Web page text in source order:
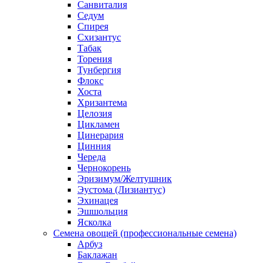
Санвиталия
Седум
Спирея
Схизантус
Табак
Торения
Тунбергия
Флокс
Хоста
Хризантема
Целозия
Цикламен
Цинерария
Цинния
Череда
Чернокорень
Эризимум/Желтушник
Эустома (Лизиантус)
Эхинацея
Эшшольция
Ясколка
Семена овощей (профессиональные семена)
Арбуз
Баклажан